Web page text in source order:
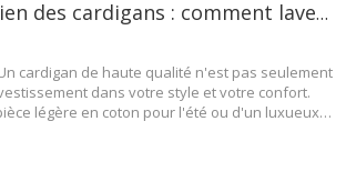
Guide d'entretien des cardigans : comment laver, ranger et entretenir vos tricots
cardigan de haute qualité n'est pas seulement
dans votre style et votre confort.
légère en coton pour l'été ou d'un luxueux